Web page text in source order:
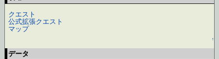
クエスト
公式拡張クエスト
マップ
↑
データ